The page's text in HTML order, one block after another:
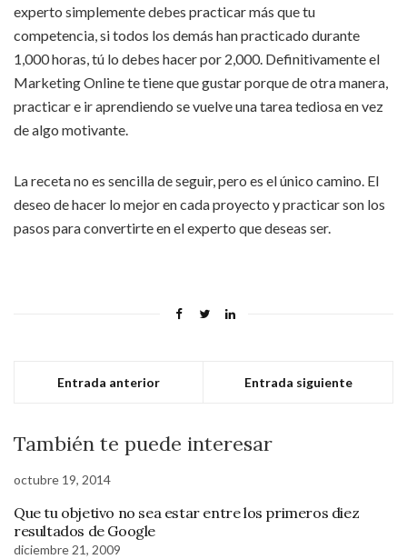
experto simplemente debes practicar más que tu
competencia, si todos los demás han practicado durante
1,000 horas, tú lo debes hacer por 2,000. Definitivamente el
Marketing Online te tiene que gustar porque de otra manera,
practicar e ir aprendiendo se vuelve una tarea tediosa en vez
de algo motivante.
La receta no es sencilla de seguir, pero es el único camino. El
deseo de hacer lo mejor en cada proyecto y practicar son los
pasos para convertirte en el experto que deseas ser.
Entrada anterior Entrada siguiente
También te puede interesar
octubre 19, 2014
Que tu objetivo no sea estar entre los primeros diez
resultados de Google
diciembre 21, 2009